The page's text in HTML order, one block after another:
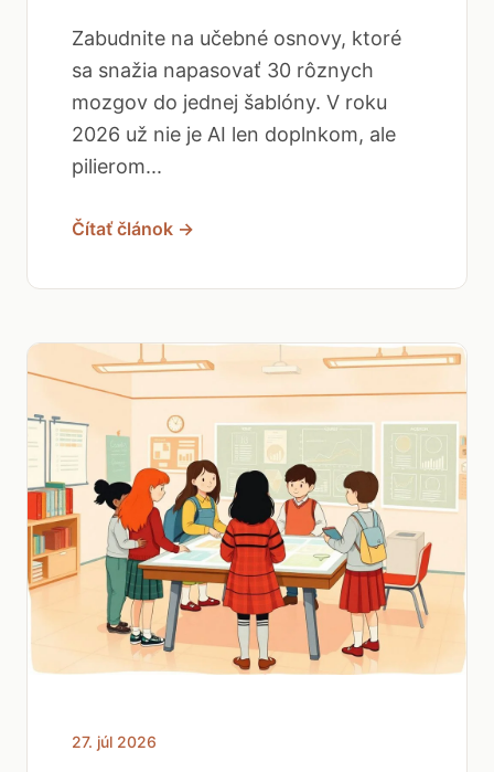
Zabudnite na učebné osnovy, ktoré
sa snažia napasovať 30 rôznych
mozgov do jednej šablóny. V roku
2026 už nie je AI len doplnkom, ale
pilierom...
Čítať článok →
27. júl 2026